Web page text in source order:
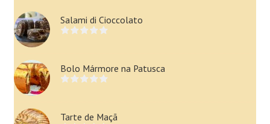
Salami di Cioccolato
Bolo Mármore na Patusca
Tarte de Maçã